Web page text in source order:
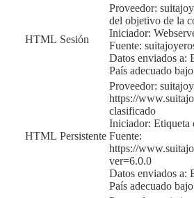
HTML Sesión
Proveedor:
del objetivo de la
Iniciador:
Fuente:
Datos enviados a:
País adecuado
HTML Persistente
Proveedor:
https://
clasificado
Iniciador: Etiqueta
Fuente:
https://
ver=6.0.0
Datos enviados a:
País adecuado